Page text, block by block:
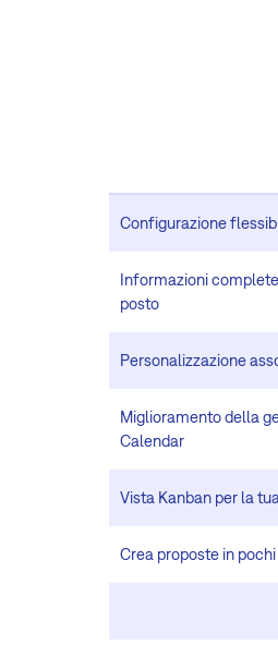
Configurazione
Informazioni
posto
Personalizzazione
Miglioramento della
Calendar
Vista Kanban per la tua
Crea proposte in